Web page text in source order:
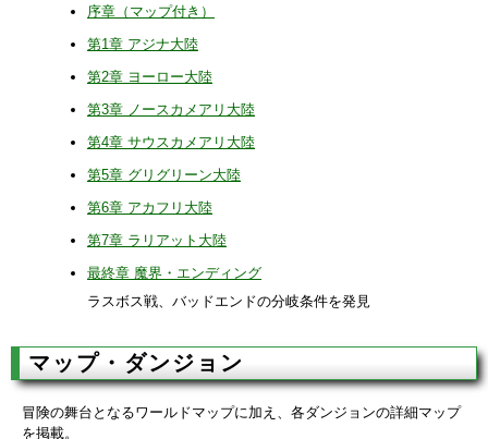
序章（マップ付き）
第1章 アジナ大陸
第2章 ヨーロー大陸
第3章 ノースカメアリ大陸
第4章 サウスカメアリ大陸
第5章 グリグリーン大陸
第6章 アカフリ大陸
第7章 ラリアット大陸
最終章 魔界・エンディング
ラスボス戦、バッドエンドの分岐条件を発見
マップ・ダンジョン
冒険の舞台となるワールドマップに加え、各ダンジョンの詳細マップ
を掲載。